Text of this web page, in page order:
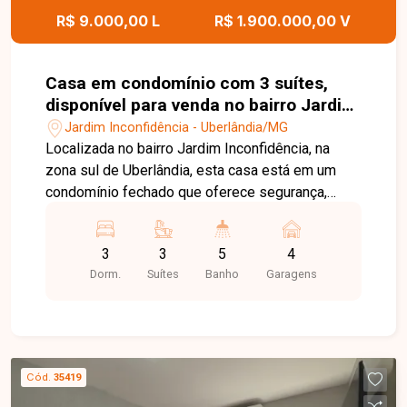
ambientes totalmente integrados,
proporcionando conforto e excelente espaço
ainda com garagem para 2 carros. Uma excelente
oportunidade para quem busca morar com
conforto, sofisticação e segurança em um
condomínio fechado na zona sul de Uberlândia.
Entre em contato e agende sua visita para
conhecer todos os detalhes desta incrível casa.
R$ 9.000,00 L R$ 1.900.000,00 V
Casa em condomínio com 3 suítes,
disponível para venda no bairro Jardim
Inconfidência em Uberlândia-MG
Jardim Inconfidência - Uberlândia/MG
Localizada no bairro Jardim Inconfidência, na
zona sul de Uberlândia, esta casa está em um
condomínio fechado que oferece segurança,
serviços e às principais vias da cidade, sendo
uma região valorizada e ideal para quem busca
qualidade de vida. O imóvel conta com
lavabo, 3 suítes com armários e ar-condicionado,
sendo 1 suíte máster, cozinha planejada com
3
Dorm.
3
Suítes
5
Banho
4
Garagens
Cód. 35419